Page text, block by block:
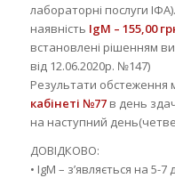
лабораторні послуги
наявність IgM – 155,00
встановлені рішенням
від 12.06.2020р. №147)
Результати обстеження
кабінеті №77в день
на наступний
ДОВІДКОВО:
• IgM – з’являється на